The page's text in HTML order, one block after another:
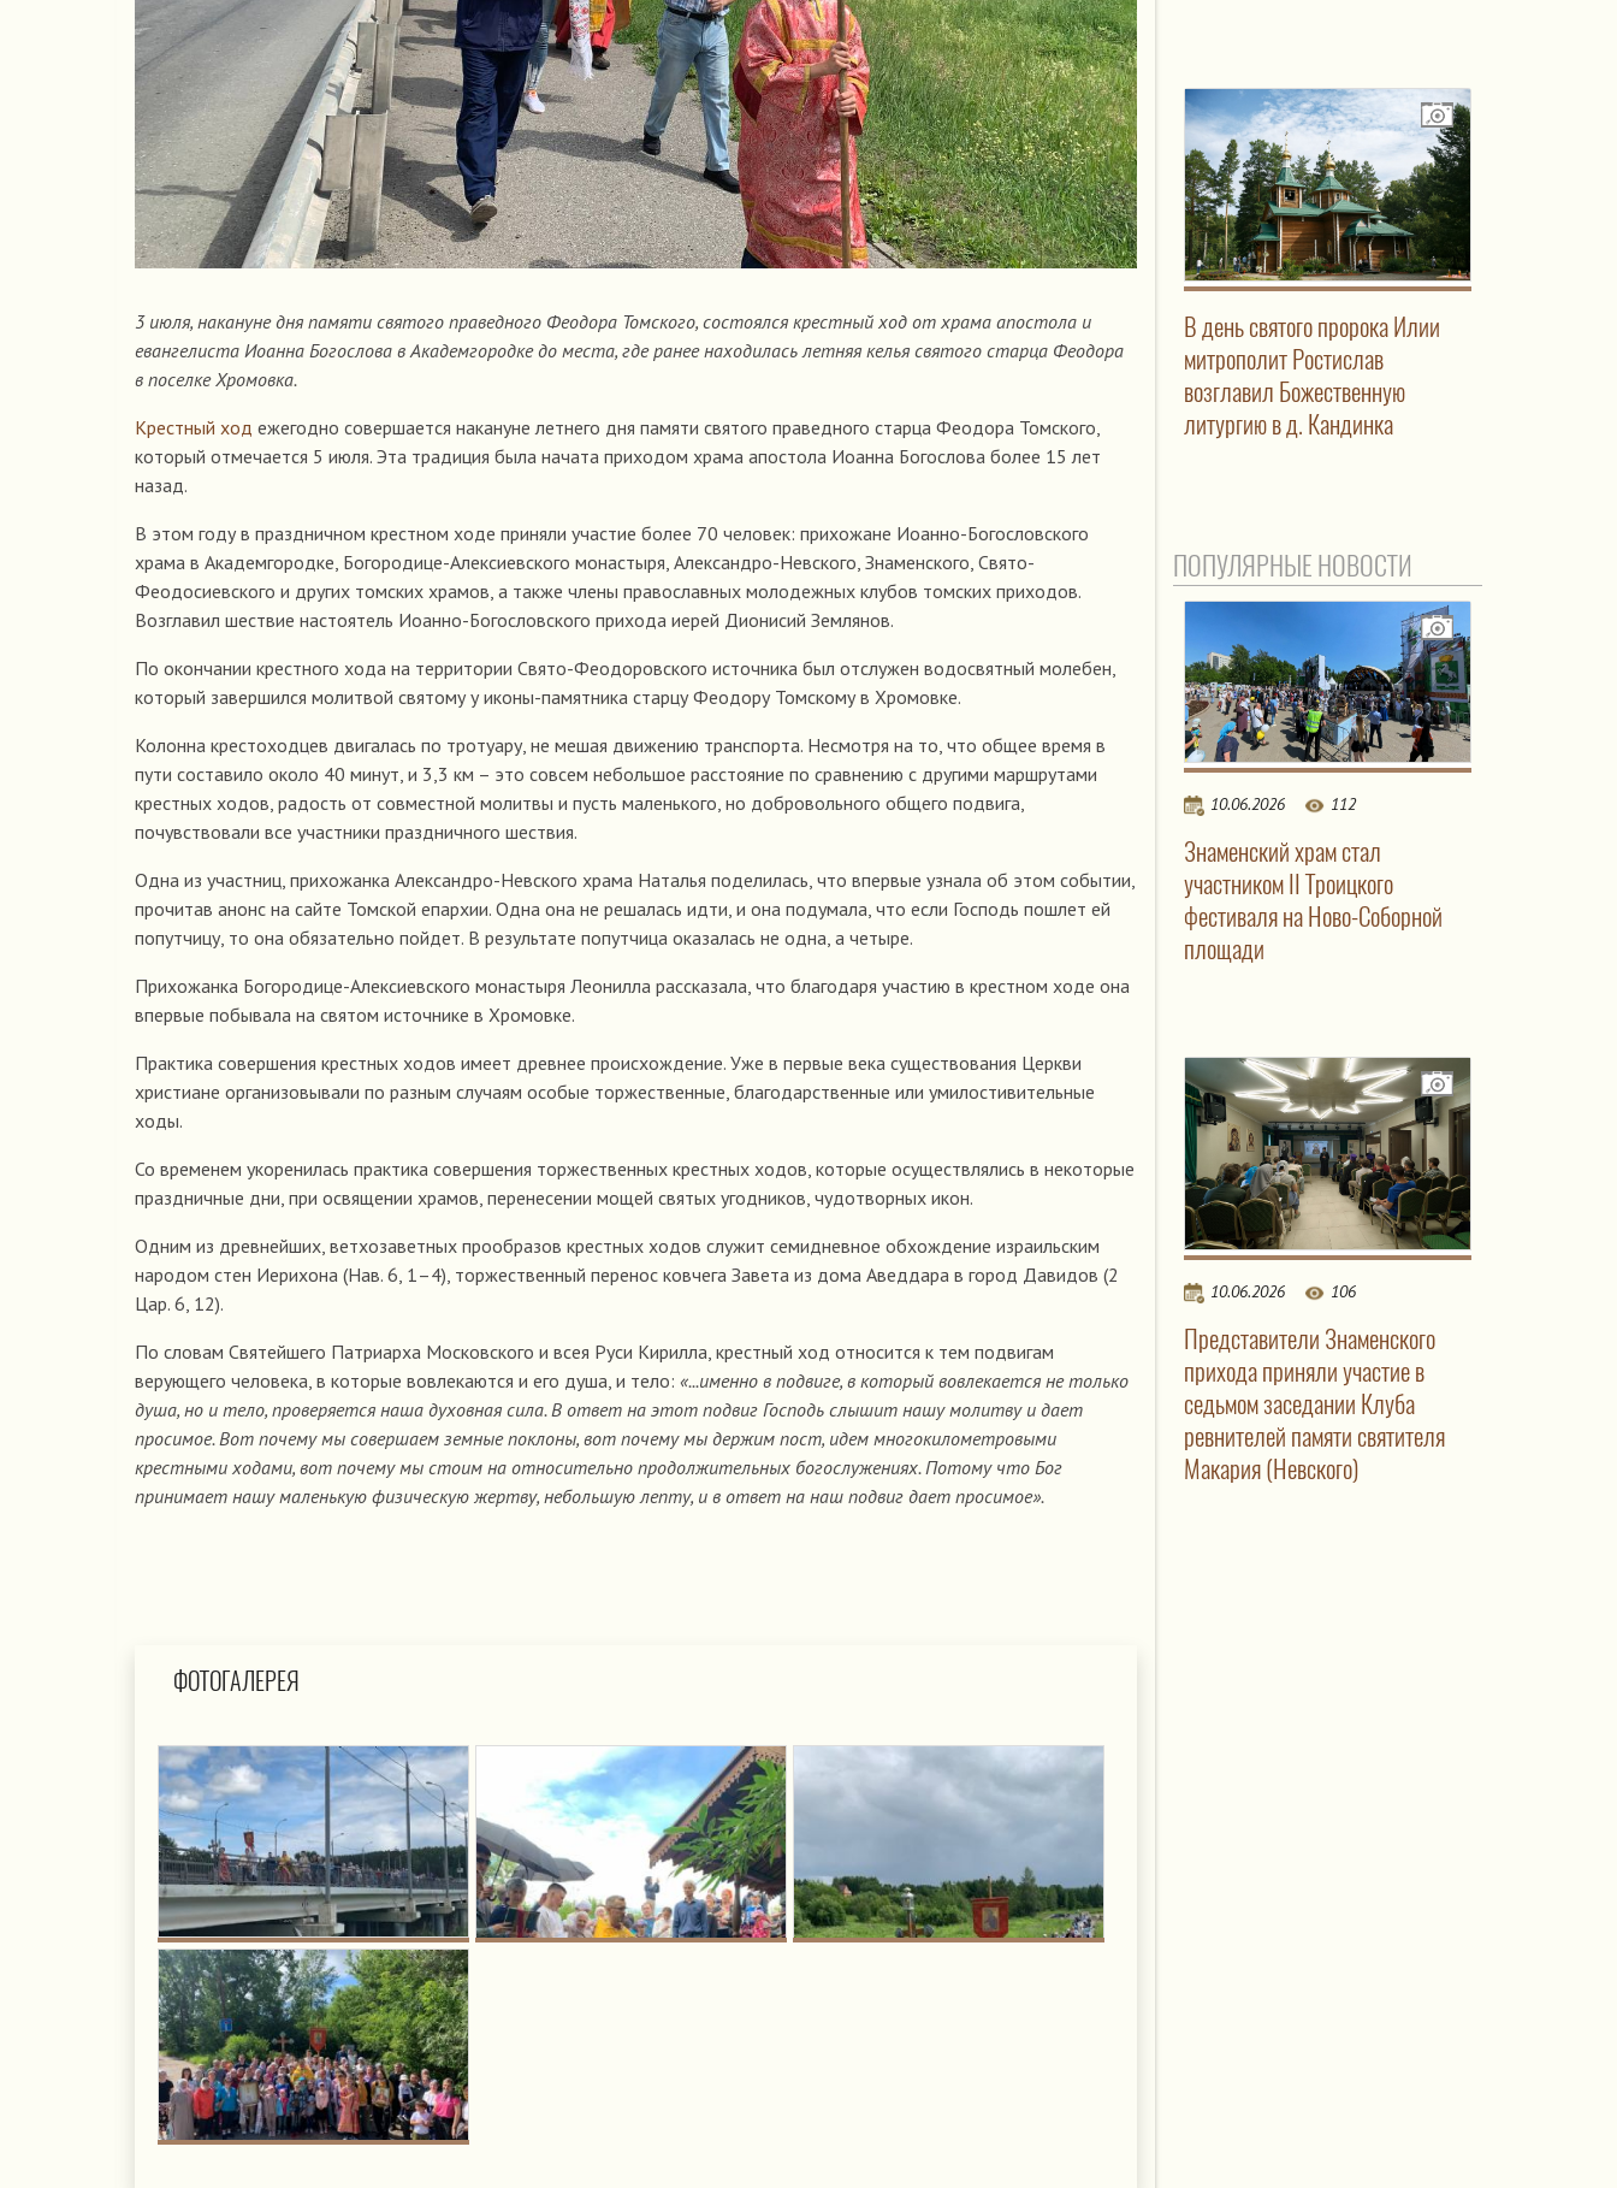
3 июля, накануне дня памяти святого праведного Феодора Томского, состоялся крестный ход от храма апостола и
евангелиста Иоанна Богослова в Академгородке до места, где ранее находилась летняя келья святого старца Феодора
в поселке Хромовка.
Крестный ход ежегодно совершается накануне летнего дня памяти святого праведного старца Феодора Томского,
который отмечается 5 июля. Эта традиция была начата приходом храма апостола Иоанна Богослова более 15 лет
назад.
В этом году в праздничном крестном ходе приняли участие более 70 человек: прихожане Иоанно-Богословского
храма в Академгородке, Богородице-Алексиевского монастыря, Александро-Невского, Знаменского, Свято-
Феодосиевского и других томских храмов, а также члены православных молодежных клубов томских приходов.
Возглавил шествие настоятель Иоанно-Богословского прихода иерей Дионисий Землянов.
По окончании крестного хода на территории Свято-Феодоровского источника был отслужен водосвятный молебен,
который завершился молитвой святому у иконы-памятника старцу Феодору Томскому в Хромовке.
Колонна крестоходцев двигалась по тротуару, не мешая движению транспорта. Несмотря на то, что общее время в
пути составило около 40 минут, и 3,3 км – это совсем небольшое расстояние по сравнению с другими маршрутами
крестных ходов, радость от совместной молитвы и пусть маленького, но добровольного общего подвига,
почувствовали все участники праздничного шествия.
Одна из участниц, прихожанка Александро-Невского храма Наталья поделилась, что впервые узнала об этом событии,
прочитав анонс на сайте Томской епархии. Одна она не решалась идти, и она подумала, что если Господь пошлет ей
попутчицу, то она обязательно пойдет. В результате попутчица оказалась не одна, а четыре.
Прихожанка Богородице-Алексиевского монастыря Леонилла рассказала, что благодаря участию в крестном ходе она
впервые побывала на святом источнике в Хромовке.
Практика совершения крестных ходов имеет древнее происхождение. Уже в первые века существования Церкви
христиане организовывали по разным случаям особые торжественные, благодарственные или умилостивительные
ходы.
Со временем укоренилась практика совершения торжественных крестных ходов, которые осуществлялись в некоторые
праздничные дни, при освящении храмов, перенесении мощей святых угодников, чудотворных икон.
Одним из древнейших, ветхозаветных прообразов крестных ходов служит семидневное обхождение израильским
народом стен Иерихона (Нав. 6, 1–4), торжественный перенос ковчега Завета из дома Аведдара в город Давидов (2
Цар. 6, 12).
По словам Святейшего Патриарха Московского и всея Руси Кирилла, крестный ход относится к тем подвигам
верующего человека, в которые вовлекаются и его душа, и тело: «...именно в подвиге, в который вовлекается не только
душа, но и тело, проверяется наша духовная сила. В ответ на этот подвиг Господь слышит нашу молитву и дает
просимое. Вот почему мы совершаем земные поклоны, вот почему мы держим пост, идем многокилометровыми
крестными ходами, вот почему мы стоим на относительно продолжительных богослужениях. Потому что Бог
принимает нашу маленькую физическую жертву, небольшую лепту, и в ответ на наш подвиг дает просимое».
ФОТОГАЛЕРЕЯ
В день святого пророка Илии
митрополит Ростислав
возглавил Божественную
литургию в д. Кандинка
ПОПУЛЯРНЫЕ НОВОСТИ
10.06.2026 112
Знаменский храм стал
участником II Троицкого
фестиваля на Ново-Соборной
площади
10.06.2026 106
Представители Знаменского
прихода приняли участие в
седьмом заседании Клуба
ревнителей памяти святителя
Макария (Невского)